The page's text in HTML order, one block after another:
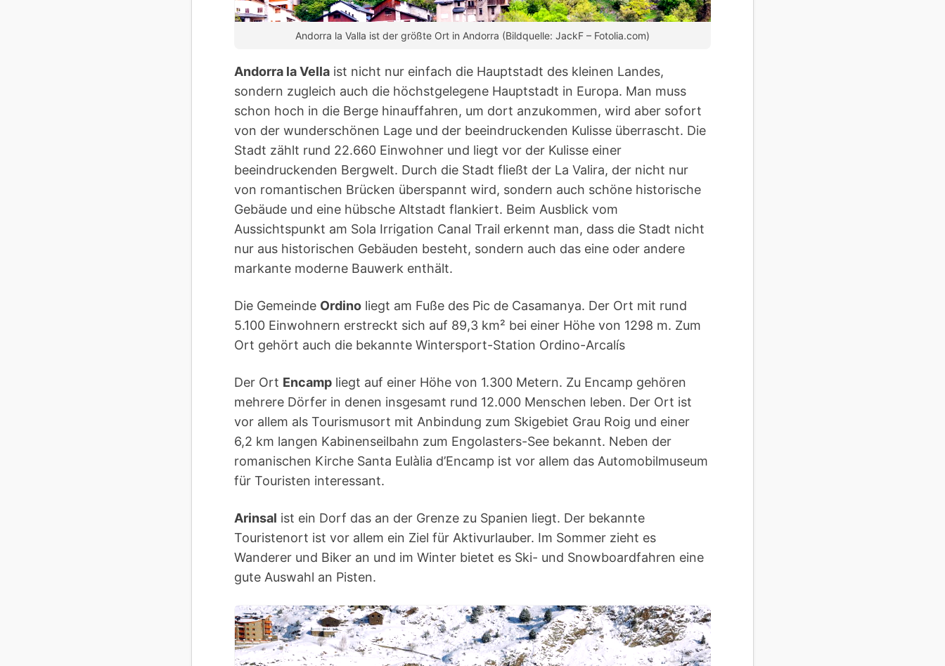
Andorra la Valla ist der größte Ort in Andorra (Bildquelle: JackF – Fotolia.com)
Andorra la Vella ist nicht nur einfach die Hauptstadt des kleinen Landes,
sondern zugleich auch die höchstgelegene Hauptstadt in Europa. Man muss
schon hoch in die Berge hinauffahren, um dort anzukommen, wird aber sofort
von der wunderschönen Lage und der beeindruckenden Kulisse überrascht. Die
Stadt zählt rund 22.660 Einwohner und liegt vor der Kulisse einer
beeindruckenden Bergwelt. Durch die Stadt fließt der La Valira, der nicht nur
von romantischen Brücken überspannt wird, sondern auch schöne historische
Gebäude und eine hübsche Altstadt flankiert. Beim Ausblick vom
Aussichtspunkt am Sola Irrigation Canal Trail erkennt man, dass die Stadt nicht
nur aus historischen Gebäuden besteht, sondern auch das eine oder andere
markante moderne Bauwerk enthält.
Die Gemeinde Ordino liegt am Fuße des Pic de Casamanya. Der Ort mit rund
5.100 Einwohnern erstreckt sich auf 89,3 km² bei einer Höhe von 1298 m. Zum
Ort gehört auch die bekannte Wintersport-Station Ordino-Arcalís
Der Ort Encamp liegt auf einer Höhe von 1.300 Metern. Zu Encamp gehören
mehrere Dörfer in denen insgesamt rund 12.000 Menschen leben. Der Ort ist
vor allem als Tourismusort mit Anbindung zum Skigebiet Grau Roig und einer
6,2 km langen Kabinenseilbahn zum Engolasters-See bekannt. Neben der
romanischen Kirche Santa Eulàlia d’Encamp ist vor allem das Automobilmuseum
für Touristen interessant.
Arinsal ist ein Dorf das an der Grenze zu Spanien liegt. Der bekannte
Touristenort ist vor allem ein Ziel für Aktivurlauber. Im Sommer zieht es
Wanderer und Biker an und im Winter bietet es Ski- und Snowboardfahren eine
gute Auswahl an Pisten.